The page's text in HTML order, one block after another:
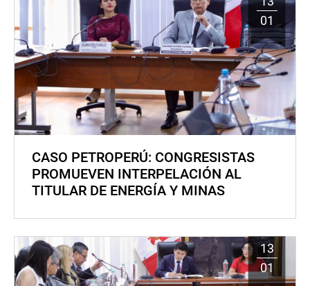
01
CASO PETROPERÚ: CONGRESISTAS
PROMUEVEN INTERPELACIÓN AL
TITULAR DE ENERGÍA Y MINAS
13
01